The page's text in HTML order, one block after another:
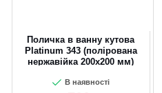
Поличка в ванну кутова
Platinum 343 (полірована
нержавійка 200x200 мм)
В наявності